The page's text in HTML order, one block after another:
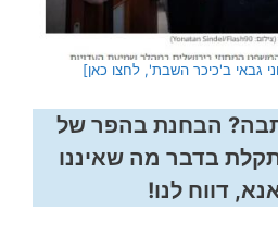
גבאי ב'כיכר השבת', לחצו כאן]
הבחנת בהפר של
נתקלת בדבר מה שאיננו
דווח לנו!